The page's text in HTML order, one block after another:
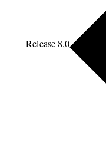
Release 8,0